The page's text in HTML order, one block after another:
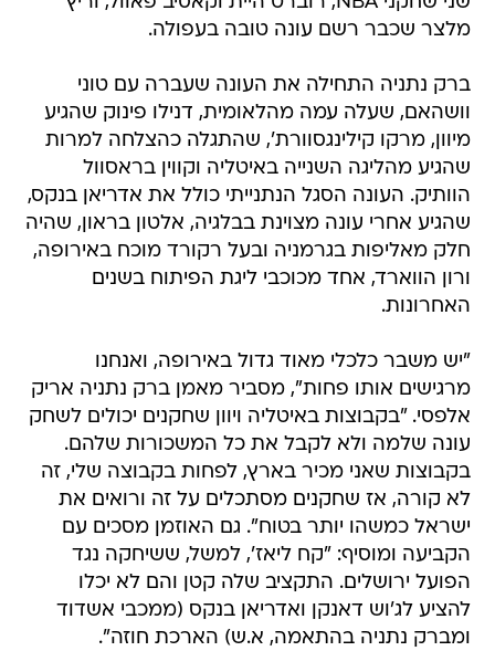
מלצר שכבר רשם עונה טובה בעפולה.
ברק נתניה התחילה את העונה שעברה עם טוני
וושהאם, שעלה עמה מהלאומית, דנילו פינוק שהגיע
מיוון, מרקו קילינגסוורת', שהתגלה כהצלחה למרות
שהגיע מהליגה השנייה באיטליה וקווין בראסוול
הוותיק. העונה הסגל הנתנייתי כולל את אדריאן בנקס,
שהגיע אחרי עונה מצוינת בבלגיה, אלטון בראון, שהיה
חלק מאליפות בגרמניה ובעל רקורד מוכח באירופה,
ורון הווארד, אחד מכוכבי ליגת הפיתוח בשנים
האחרונות.
"יש משבר כלכלי מאוד גדול באירופה, ואנחנו
מרגישים אותו פחות", מסביר מאמן ברק נתניה אריק
אלפסי. "בקבוצות באיטליה ויוון שחקנים יכולים לשחק
עונה שלמה ולא לקבל את כל המשכורות שלהם.
בקבוצות שאני מכיר בארץ, לפחות בקבוצה שלי, זה
לא קורה, אז שחקנים מסתכלים על זה ורואים את
ישראל כמשהו יותר בטוח". גם האוזמן מסכים עם
הקביעה ומוסיף: "קח ליאז', למשל, ששיחקה נגד
הפועל ירושלים. התקציב שלה קטן והם לא יכלו
להציע לג'וש דאנקן ואדריאן בנקס (ממכבי אשדוד
ומברק נתניה בהתאמה, א.ש) הארכת חוזה".